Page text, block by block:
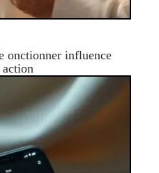
onctionner influence
action